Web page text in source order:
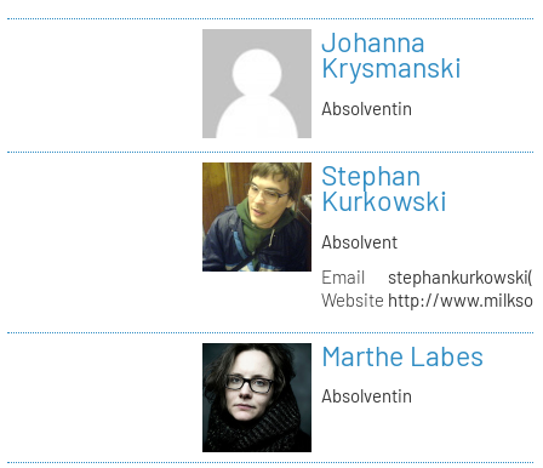
Johanna
Krysmanski
Absolventin
Stephan
Kurkowski
Absolvent
Email
Website http://
Marthe Labes
Absolventin